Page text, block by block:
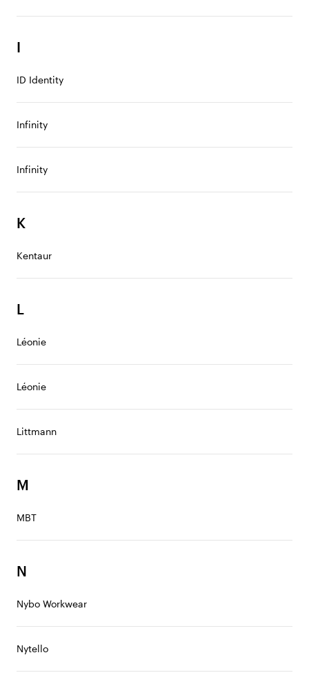
I
ID Identity
Infinity
Infinity
K
Kentaur
L
Léonie
Léonie
Littmann
M
MBT
N
Nybo Workwear
Nytello